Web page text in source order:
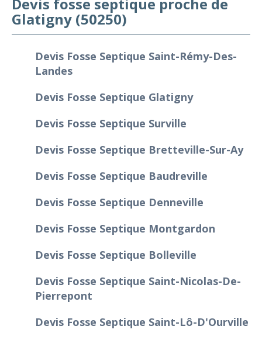
Glatigny (50250)
Devis Fosse Septique Saint-Rémy-Des-
Landes
Devis Fosse Septique Glatigny
Devis Fosse Septique Surville
Devis Fosse Septique Bretteville-Sur-Ay
Devis Fosse Septique Baudreville
Devis Fosse Septique Denneville
Devis Fosse Septique Montgardon
Devis Fosse Septique Bolleville
Devis Fosse Septique Saint-Nicolas-De-
Pierrepont
Devis Fosse Septique Saint-Lô-D'Ourville